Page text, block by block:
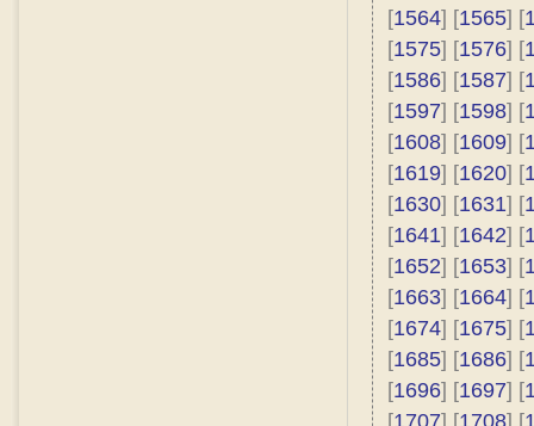
[1564] [1565] [
[1575] [1576] [
[1586] [1587] [
[1597] [1598] [
[1608] [1609] [
[1619] [1620] [
[1630] [1631] [
[1641] [1642] [
[1652] [1653] [
[1663] [1664] [
[1674] [1675] [
[1685] [1686] [
[1696] [1697] [
[1707] [1708] [